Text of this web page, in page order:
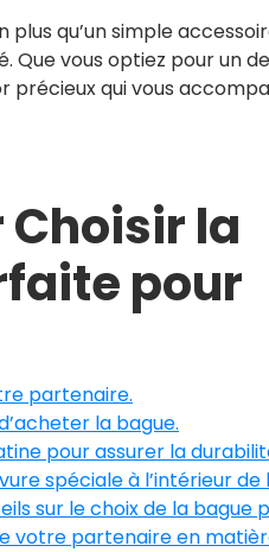
qu’un simple
Que vous optiez pour un
précieux qui vous
Choisir la
pour
partenaire.
la bague.
pour assurer la
spéciale à l’intérieur de
sur le choix de la bague
votre partenaire en